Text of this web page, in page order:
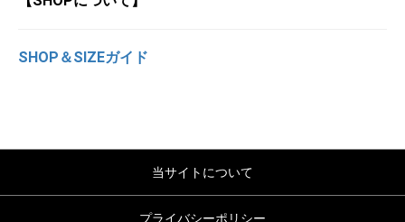
SHOP＆SIZEガイド
当サイトについて
プライバシーポリシー